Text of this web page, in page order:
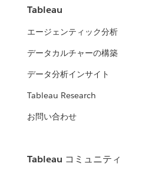
Tableau
エージェンティック分析
データカルチャーの構築
データ分析インサイト
Tableau Research
お問い合わせ
Tableau コミュニティ